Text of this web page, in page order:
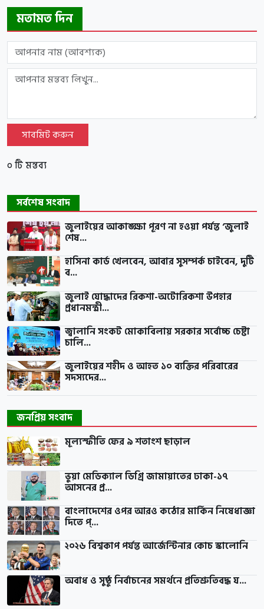
মতামত দিন
সাবমিট করুন
০ টি মন্তব্য
সর্বশেষ সংবাদ
জুলাইয়ের আকাঙ্ক্ষা পূরণ না হওয়া পর্যন্ত ‘জুলাই
শেষ...
হাসিনা কার্ড খেলবেন, আবার সুসম্পর্ক চাইবেন, দুটি
ব...
জুলাই যোদ্ধাদের রিকশা-অটোরিকশা উপহার
প্রধানমন্ত্রী...
জ্বালানি সংকট মোকাবিলায় সরকার সর্বোচ্চ চেষ্টা
চালি...
জুলাইয়ের শহীদ ও আহত ১০ ব্যক্তির পরিবারের
সদস্যদের...
জনপ্রিয় সংবাদ
মূল্যস্ফীতি ফের ৯ শতাংশ ছাড়াল
ভুয়া মেডিক্যাল ডিগ্রি জামায়াতের ঢাকা-১৭
আসনের প্র...
বাংলাদেশের ওপর আরও কঠোর মার্কিন নিষেধাজ্ঞা
দিতে প্...
২০২৬ বিশ্বকাপ পর্যন্ত আর্জেন্টিনার কোচ স্কালোনি
অবাধ ও সুষ্ঠু নির্বাচনের সমর্থনে প্রতিশ্রুতিবদ্ধ য...